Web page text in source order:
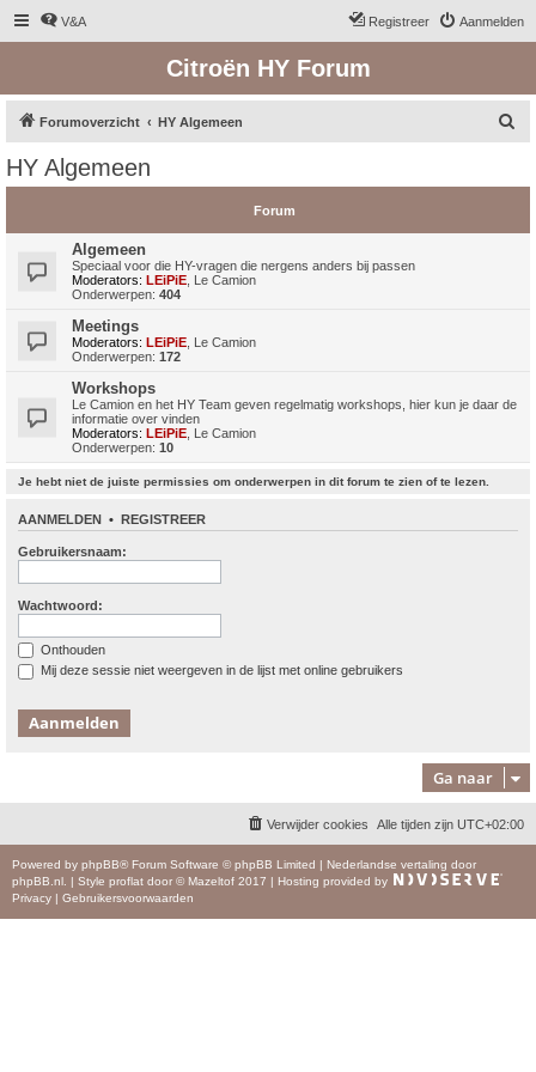
V&A Aanmelden
Registreer
Citroën HY Forum
Forumoverzicht HY Algemeen
HY Algemeen
Forum
Algemeen
Speciaal voor die HY-vragen die nergens anders bij passen
Moderators: LEiPiE Le Camion
Onderwerpen: 404
Meetings
Moderators: LEiPiE Le Camion
Onderwerpen: 172
Workshops
Le Camion en het HY Team geven regelmatig workshops, hier kun je daar de
informatie over vinden
Moderators: LEiPiE Le Camion
Onderwerpen: 10
Je hebt niet de juiste permissies om onderwerpen in dit forum te zien of te lezen.
AANMELDEN • REGISTREER
Gebruikersnaam:
Wachtwoord:
Onthouden
Mij deze sessie niet weergeven in de lijst met online gebruikers
Ga naar
Alle tijden zijn UTC+02:00
Verwijder cookies
Powered by phpBB® Forum Software © phpBB Limited | Nederlandse vertaling door
phpBB.nl
| Style proflat door © Mazeltof 2017 | Hosting provided by
Privacy | Gebruikersvoorwaarden